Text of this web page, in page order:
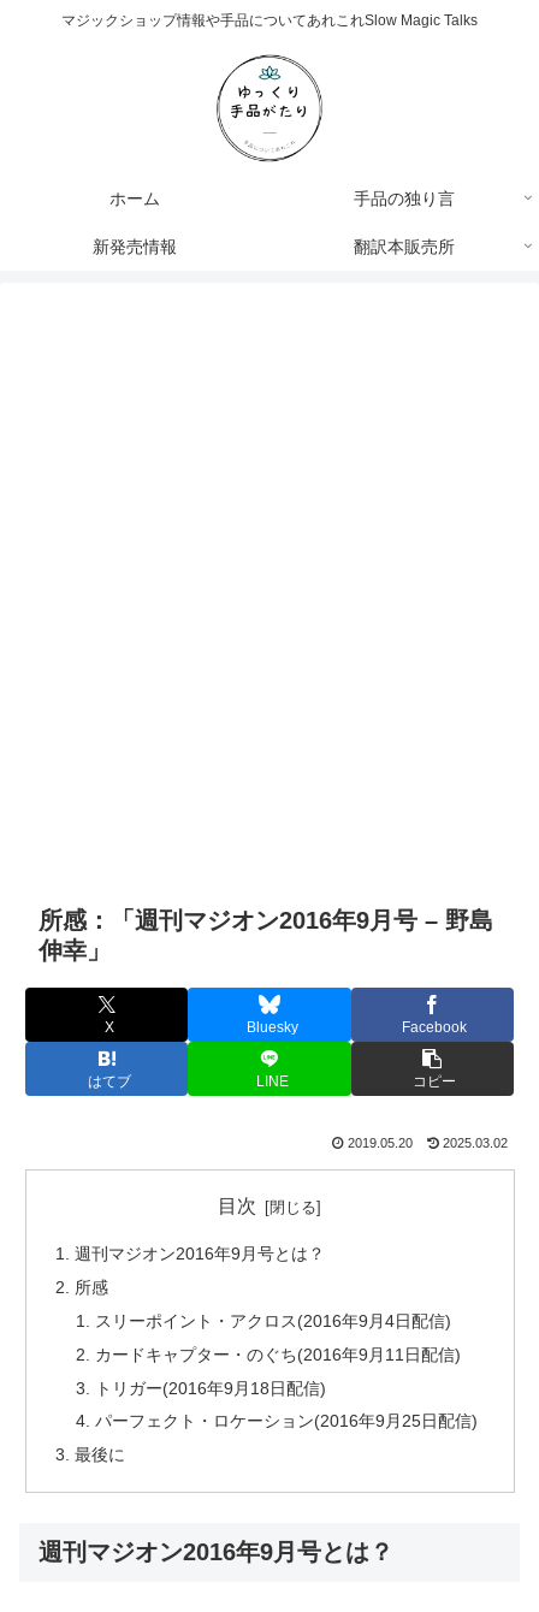
マジックショップ情報や手品についてあれこれSlow Magic Talks
ホーム 手品の独り言
新発売情報 翻訳本販売所
所感：「週刊マジオン2016年9月号 – 野島
伸幸」
X Bluesky Facebook
はてブ LINE コピー
2019.05.20 2025.03.02
目次
週刊マジオン2016年9月号とは？
所感
スリーポイント・アクロス(2016年9月4日配信)
カードキャプター・のぐち(2016年9月11日配信)
トリガー(2016年9月18日配信)
パーフェクト・ロケーション(2016年9月25日配信)
最後に
週刊マジオン2016年9月号とは？